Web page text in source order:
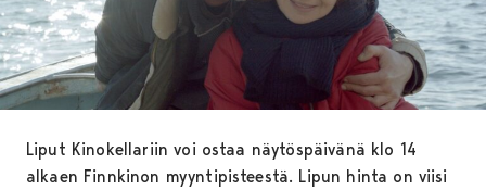
Liput Kinokellariin voi ostaa näytöspäivänä klo 14
alkaen Finnkinon myyntipisteestä. Lipun hinta on viisi